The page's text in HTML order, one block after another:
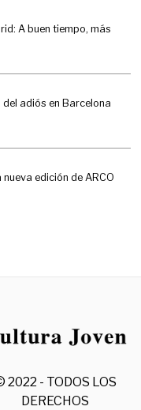
A buen tiempo, más
adiós en Barcelona
edición de ARCO
2022 - TODOS LOS
DERECHOS